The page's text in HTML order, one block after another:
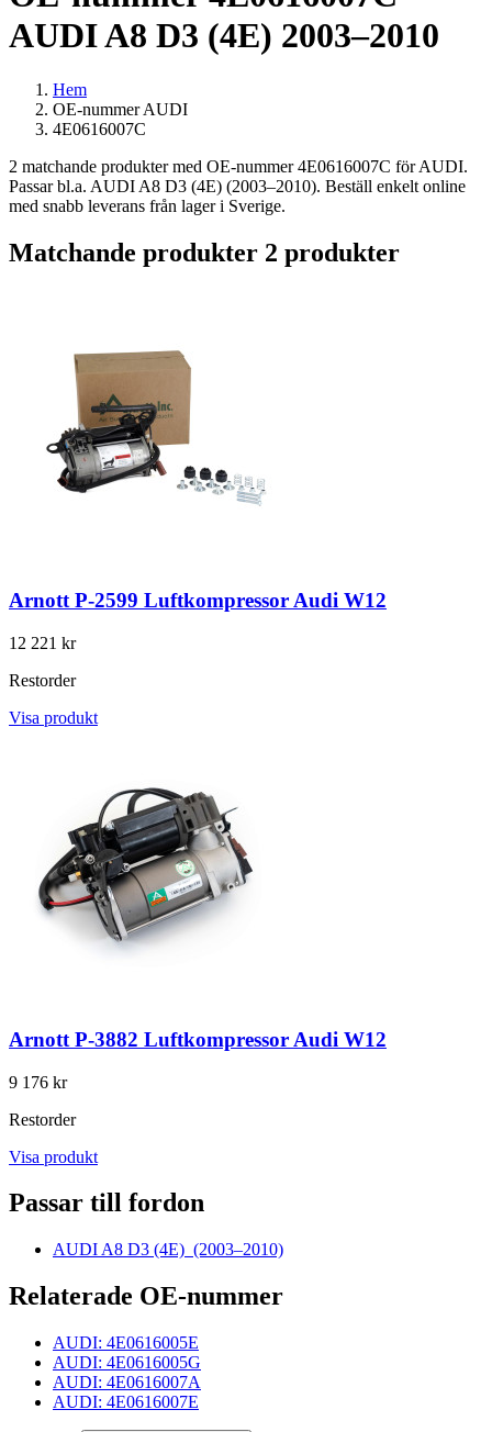
AUDI A8 D3 (4E) 2003–2010
Hem
OE-nummer AUDI
4E0616007C
2 matchande produkter med OE-nummer 4E0616007C för AUDI.
Passar bl.a. AUDI A8 D3 (4E) (2003–2010). Beställ enkelt online
med snabb leverans från lager i Sverige.
Matchande produkter 2 produkter
Arnott P-2599 Luftkompressor Audi W12
12 221 kr
Restorder
Visa produkt
Arnott P-3882 Luftkompressor Audi W12
9 176 kr
Restorder
Visa produkt
Passar till fordon
AUDI A8 D3 (4E) (2003–2010)
Relaterade OE-nummer
AUDI: 4E0616005E
AUDI: 4E0616005G
AUDI: 4E0616007A
AUDI: 4E0616007E